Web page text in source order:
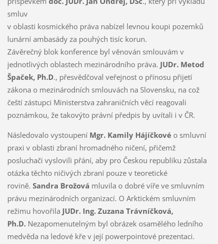
smluv
v oblasti kosmického práva nabízel levnou koupi pozemků
lunární ambasády za pouhých tisíc korun.
Závěrečný blok konference byl věnován smlouvám v
jednotlivých oblastech mezinárodního práva. JUDr. Metod
Špaček, Ph.D., přesvědčoval veřejnost o přínosu přijetí
zákona o mezinárodních smlouvách na Slovensku, na což
čeští zástupci Ministerstva zahraničních věcí reagovali
poznámkou, že takovýto právní předpis by uvítali i v ČR.
Následovalo vystoupení Mgr. Kamily Hájíčkovéo smluvní
praxi v oblasti zbraní hromadného ničení, přičemž
posluchači vyslovili přání, aby pro Českou republiku zůstala
otázka těchto ničivých zbraní pouze v teoretické
rovině. Sandra Brožová mluvila o dobré víře ve smluvním
právu mezinárodních organizací. O Arktickém smluvním
režimu hovořila JUDr. Ing. Zuzana Trávníčková,
Ph.D.Nezapomenutelným byl obrázek osamělého ledního
medvěda na ledové kře v její powerpointové prezentaci.